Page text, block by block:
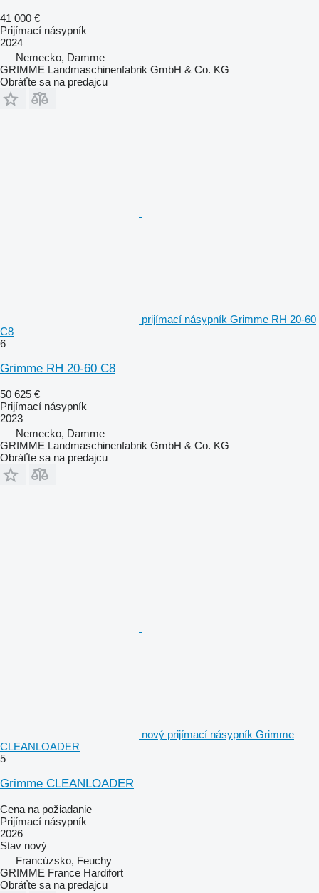
41 000 €
Prijímací násypník
2024
Nemecko, Damme
GRIMME Landmaschinenfabrik GmbH & Co. KG
Obráťte sa na predajcu
prijímací násypník Grimme RH 20-60
C8
6
Grimme RH 20-60 C8
50 625 €
Prijímací násypník
2023
Nemecko, Damme
GRIMME Landmaschinenfabrik GmbH & Co. KG
Obráťte sa na predajcu
nový prijímací násypník Grimme
CLEANLOADER
5
Grimme CLEANLOADER
Cena na požiadanie
Prijímací násypník
2026
Stav nový
Francúzsko, Feuchy
GRIMME France Hardifort
Obráťte sa na predajcu